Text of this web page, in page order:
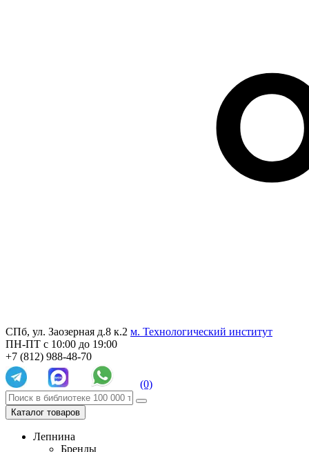
СПб, ул. Заозерная д.8 к.2 м. Технологический институт
ПН-ПТ с 10:00 до 19:00
+7 (812) 988-48-70
(0)
Каталог товаров
Лепнина
Бренды